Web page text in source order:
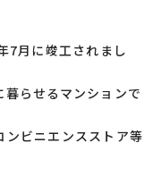
7月に竣工されまし
らせるマンションで
ンビニエンスストア等